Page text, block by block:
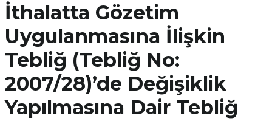
İthalatta Gözetim
Uygulanmasına İlişkin
Tebliğ (Tebliğ No:
2007/28)’de Değişiklik
Yapılmasına Dair Tebliğ